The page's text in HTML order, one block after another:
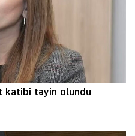
katibi təyin olundu